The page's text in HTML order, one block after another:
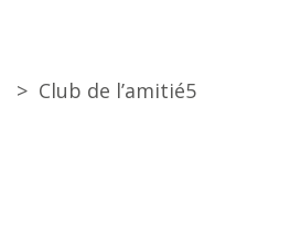
> Club de l’amitié5